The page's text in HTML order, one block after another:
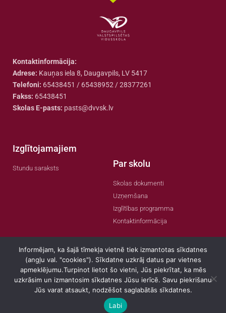
Kontaktinformācija:
Adrese: Kauņas iela 8, Daugavpils, LV 5417
Telefoni: 65438451 / 65438952 / 28377261
Fakss: 65438451
Skolas E-pasts: pasts@dvvsk.lv
Izglītojamajiem
Stundu saraksts Par skolu
Skolas dokumenti
Uzņemšana
Izglītības programma
Kontaktinformācija
© 2022 Visas tiesības aizsargātas
Informējam, ka šajā tīmekļa vietnē tiek izmantotas sīkdatnes
(angļu val. "cookies"). Sīkdatne uzkrāj datus par vietnes
apmeklējumu.Turpinot lietot šo vietni, Jūs piekrītat, ka mēs
uzkrāsim un izmantosim sīkdatnes Jūsu ierīcē. Savu piekrišanu
Jūs varat atsaukt, nodzēšot saglabātās sīkdatnes.
Labi